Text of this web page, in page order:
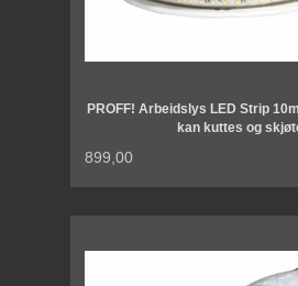
PROFF! Arbeidslys LED Strip
kan kuttes og
899,00